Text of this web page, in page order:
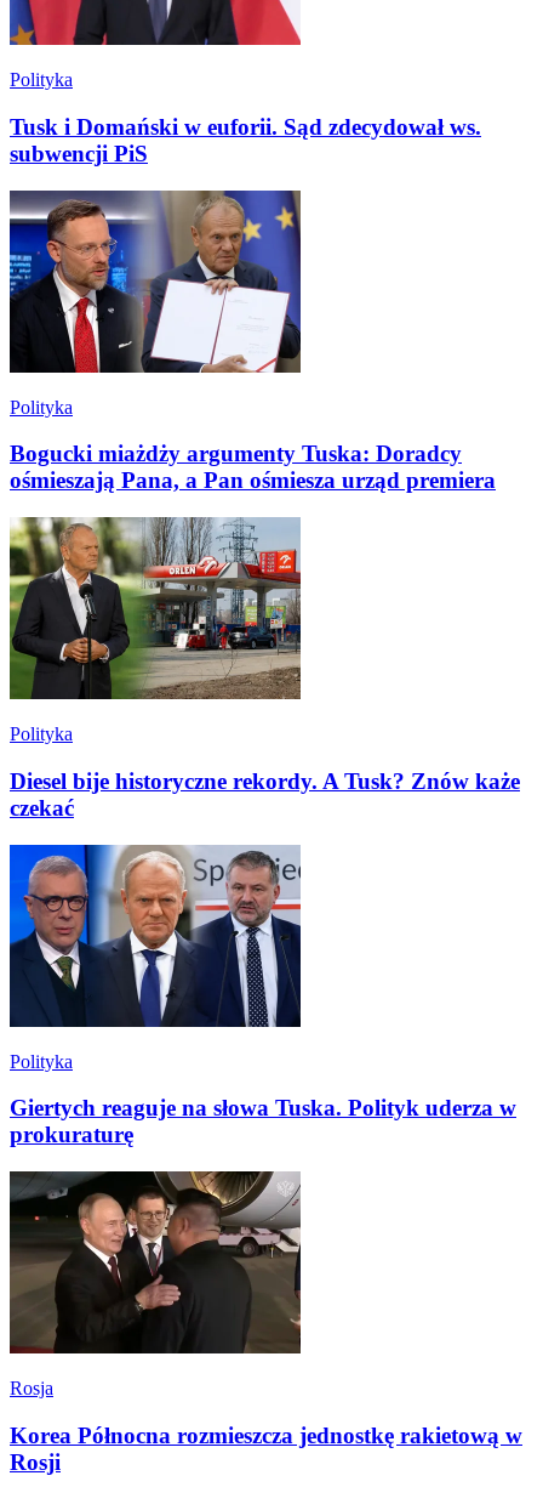
Polityka
Tusk i Domański w euforii. Sąd zdecydował ws.
subwencji PiS
Polityka
Bogucki miażdży argumenty Tuska: Doradcy
ośmieszają Pana, a Pan ośmiesza urząd premiera
Polityka
Diesel bije historyczne rekordy. A Tusk? Znów każe
czekać
Polityka
Giertych reaguje na słowa Tuska. Polityk uderza w
prokuraturę
Rosja
Korea Północna rozmieszcza jednostkę rakietową w
Rosji